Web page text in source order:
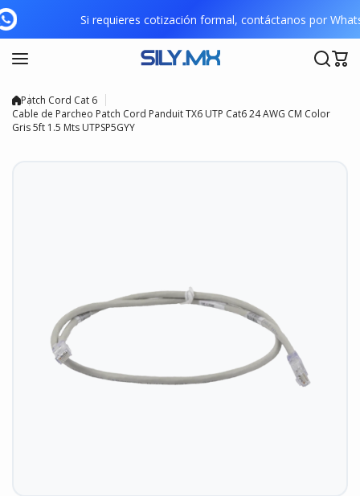
Saltar al contenido
Si requieres cotización formal, contáctanos por
Patch Cord Cat 6
Cable de Parcheo Patch Cord Panduit TX6 UTP Cat6 24 AWG CM Color
Gris 5ft 1.5 Mts UTPSP5GYY